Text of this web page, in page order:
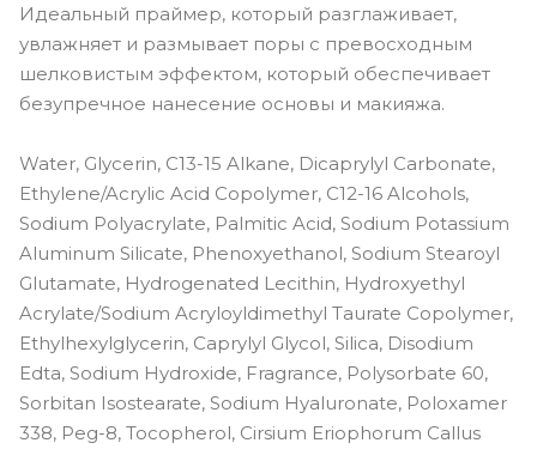
Идеальный праймер, который разглаживает,
увлажняет и размывает поры с превосходным
шелковистым эффектом, который обеспечивает
безупречное нанесение основы и макияжа.
Water, Glycerin, C13-15 Alkane, Dicaprylyl Carbonate,
Ethylene/Acrylic Acid Copolymer, C12-16 Alcohols,
Sodium Polyacrylate, Palmitic Acid, Sodium Potassium
Aluminum Silicate, Phenoxyethanol, Sodium Stearoyl
Glutamate, Hydrogenated Lecithin, Hydroxyethyl
Acrylate/Sodium Acryloyldimethyl Taurate Copolymer,
Ethylhexylglycerin, Caprylyl Glycol, Silica, Disodium
Edta, Sodium Hydroxide, Fragrance, Polysorbate 60,
Sorbitan Isostearate, Sodium Hyaluronate, Poloxamer
338, Peg-8, Tocopherol, Cirsium Eriophorum Callus